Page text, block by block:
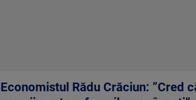
Economistul Rădu Crăciun: ”Cred